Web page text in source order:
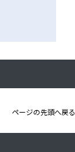
ページの先頭へ戻る